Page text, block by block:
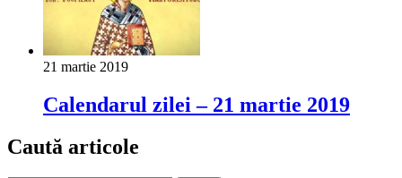
21 martie 2019
Calendarul zilei – 21 martie 2019
Caută articole